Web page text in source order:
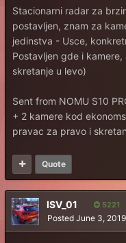
Stacionarni radar za
postavljen, znam za
jedinstva - Usce,
Postavljen gde i
skretanje u levo)
Sent from NOMU S10
+ 2 kamere kod
pravac za pravo i
Quote
ISV_01 5221
Posted June 3, 2019